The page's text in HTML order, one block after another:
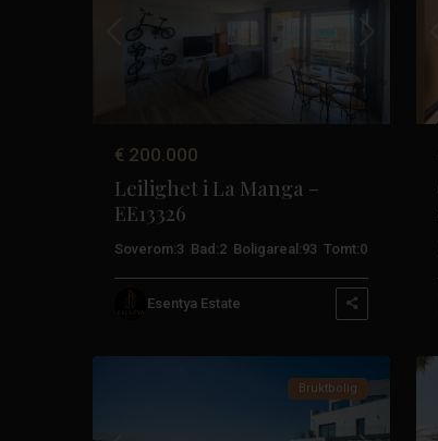
Tidligere
€ 200.000
Leilighet i La Manga –
EE13326
Soverom:3 Bad:2 Boligareal:93 Tomt:0
Esentya Estate
Costa
Cálida
Mar
Bruktbolig